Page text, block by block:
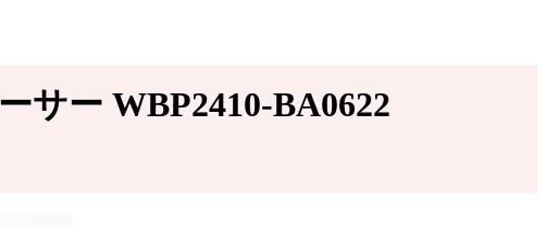
サー WBP2410-BA0622